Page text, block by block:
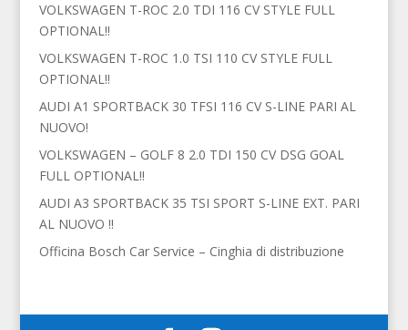
VOLKSWAGEN T-ROC 2.0 TDI 116 CV STYLE FULL
OPTIONAL!!
VOLKSWAGEN T-ROC 1.0 TSI 110 CV STYLE FULL
OPTIONAL!!
AUDI A1 SPORTBACK 30 TFSI 116 CV S-LINE PARI AL
NUOVO!
VOLKSWAGEN – GOLF 8 2.0 TDI 150 CV DSG GOAL
FULL OPTIONAL!!
AUDI A3 SPORTBACK 35 TSI SPORT S-LINE EXT. PARI
AL NUOVO !!
Officina Bosch Car Service – Cinghia di distribuzione